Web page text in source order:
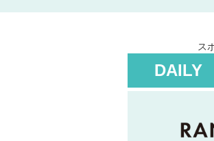
ス
DAILY